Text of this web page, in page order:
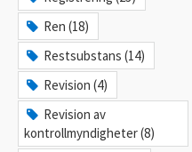
Ren (18)
Restsubstans (14)
Revision (4)
Revision av
kontrollmyndigheter (8)